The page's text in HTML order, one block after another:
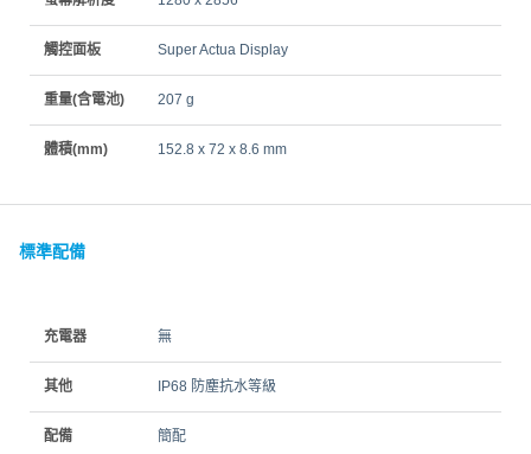
觸控面板 Super Actua Display
重量(含電池) 207 g
體積(mm) 152.8 x 72 x 8.6 mm
標準配備
充電器 無
其他 IP68 防塵抗水等級
配備 簡配